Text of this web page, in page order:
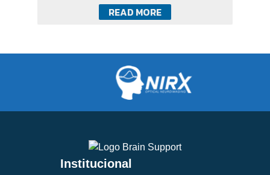
READ MORE
Institucional